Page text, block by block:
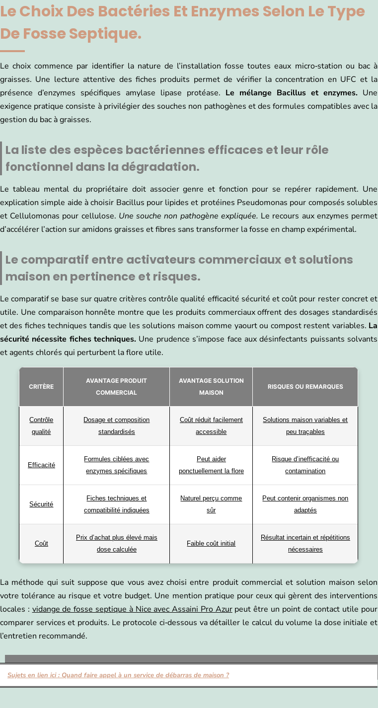
Le Choix Des Bactéries Et Enzymes Selon Le Type
De Fosse Septique.
Le choix commence par identifier la nature de l’installation fosse toutes eaux micro‑station ou bac à
graisses. Une lecture attentive des fiches produits permet de vérifier la concentration en UFC et la
présence d’enzymes spécifiques amylase lipase protéase. Le mélange Bacillus et enzymes. Une
exigence pratique consiste à privilégier des souches non pathogènes et des formules compatibles avec la
gestion du bac à graisses.
La liste des espèces bactériennes efficaces et leur rôle
fonctionnel dans la dégradation.
Le tableau mental du propriétaire doit associer genre et fonction pour se repérer rapidement. Une
explication simple aide à choisir Bacillus pour lipides et protéines Pseudomonas pour composés solubles
et Cellulomonas pour cellulose. Une souche non pathogène expliquée. Le recours aux enzymes permet
d’accélérer l’action sur amidons graisses et fibres sans transformer la fosse en champ expérimental.
Le comparatif entre activateurs commerciaux et solutions
maison en pertinence et risques.
Le comparatif se base sur quatre critères contrôle qualité efficacité sécurité et coût pour rester concret et
utile. Une comparaison honnête montre que les produits commerciaux offrent des dosages standardisés
et des fiches techniques tandis que les solutions maison comme yaourt ou compost restent variables. La
sécurité nécessite fiches techniques. Une prudence s’impose face aux désinfectants puissants solvants
et agents chlorés qui perturbent la flore utile.
CRITÈRE
AVANTAGE PRODUIT
COMMERCIAL
AVANTAGE SOLUTION
MAISON
RISQUES OU REMARQUES
Contrôle
qualité
Dosage et composition
standardisés
Coût réduit facilement
accessible
Solutions maison variables et
peu traçables
Efficacité
Formules ciblées avec
enzymes spécifiques
Peut aider
ponctuellement la flore
Risque d’inefficacité ou
contamination
Sécurité
Fiches techniques et
compatibilité indiquées
Naturel perçu comme
sûr
Peut contenir organismes non
adaptés
Coût
Prix d’achat plus élevé mais
dose calculée
Faible coût initial
Résultat incertain et répétitions
nécessaires
La méthode qui suit suppose que vous avez choisi entre produit commercial et solution maison selon
votre tolérance au risque et votre budget. Une mention pratique pour ceux qui gèrent des interventions
locales : vidange de fosse septique à Nice avec Assaini Pro Azurpeut être un point de contact utile pour
comparer services et produits. Le protocole ci‑dessous va détailler le calcul du volume la dose initiale et
l’entretien recommandé.
Sujets en lien ici : Quand faire appel à un service de débarras de maison ?